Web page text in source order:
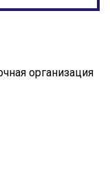
организация